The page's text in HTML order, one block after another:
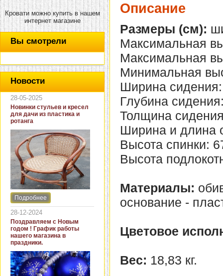
Кровати можно купить в нашем
интернет магазине
Вы смотрели
Новости
28-05-2025
Новинки стульев и кресел
для дачи из пластика и
ротанга
Интернет-магазин "Кровать
и диван" представляет
новинки стульев и кресел
для дачи. В ассортименте
представлены как
бюджетные модели из
пластика для дачи, так и
кресла для загородных
домов из натурального и
искусственного ротанга.
Подробнее
28-12-2024
Поздравляем с Новым
годом ! График работы
нашего магазина в
праздники.
Описание
Размеры (см):
Максимальная
Максимальная
Минимальная
Ширина
Глубина
Толщина
Ширина и длина
Высота спинки:
Высота
Материалы:
основание -
Цветовое
Вес: 18,83 кг.